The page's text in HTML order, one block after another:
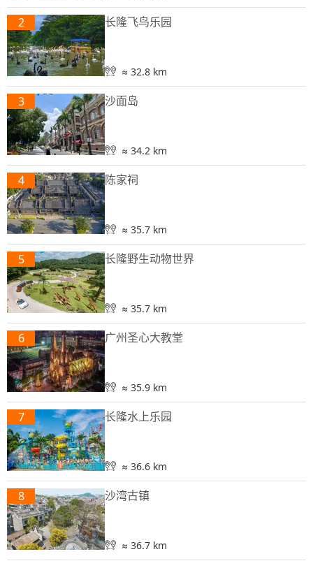
2 长隆飞鸟乐园
≈ 32.8 km
3 沙面岛
≈ 34.2 km
4 陈家祠
≈ 35.7 km
5 长隆野生动物世界
≈ 35.7 km
6 广州圣心大教堂
≈ 35.9 km
7 长隆水上乐园
≈ 36.6 km
8 沙湾古镇
≈ 36.7 km